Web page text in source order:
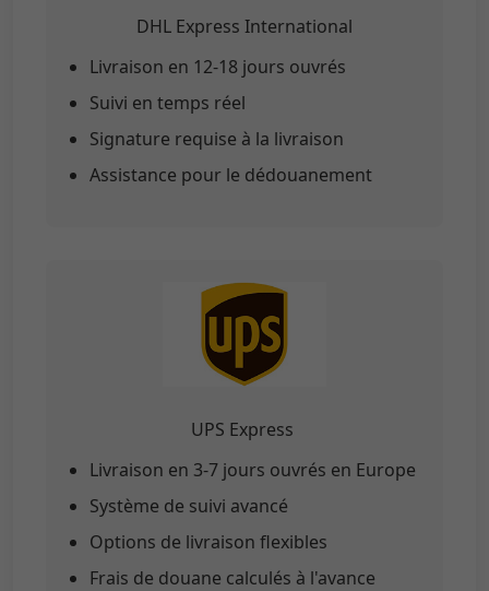
DHL Express International
Livraison en 12-18 jours ouvrés
Suivi en temps réel
Signature requise à la livraison
Assistance pour le dédouanement
UPS Express
Livraison en 3-7 jours ouvrés en Europe
Système de suivi avancé
Options de livraison flexibles
Frais de douane calculés à l'avance